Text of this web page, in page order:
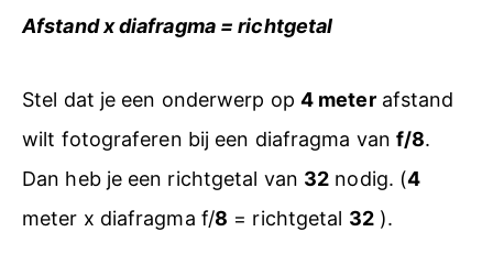
Afstand x diafragma = richtgetal
Stel dat je een onderwerp op 4 meterafstand
wilt fotograferen bij een diafragma vanf/8.
Dan heb je een richtgetal van 32 nodig. (4
meter x diafragma f/8 = richtgetal 32).